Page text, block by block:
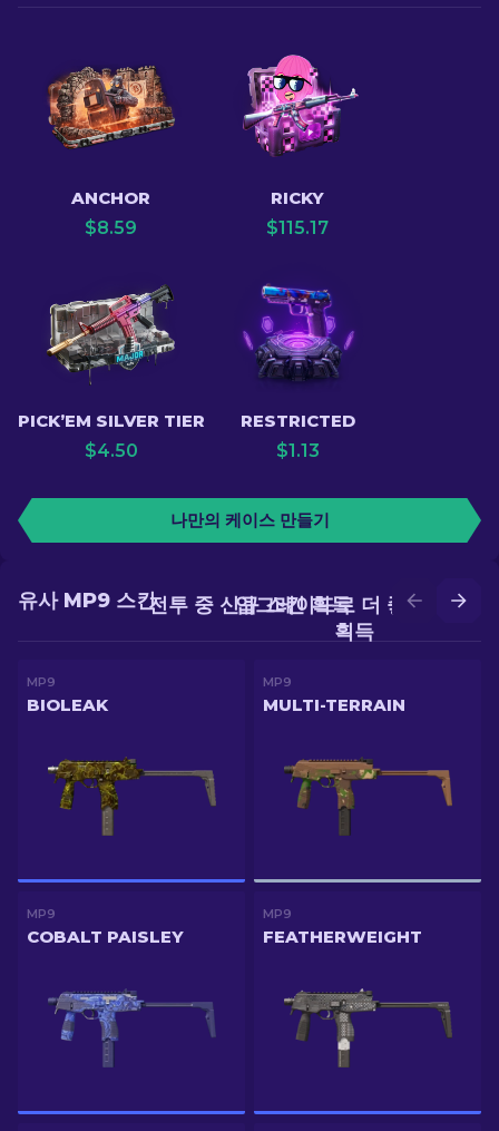
ANCHOR
$8.59
RICKY
$115.17
PICK’EM SILVER TIER
$4.50
RESTRICTED
$1.13
나만의 케이스 만들기
업그레이드로 더 좋은 스킨
획득
전투 중 신규 스킨 획득
유사 MP9 스킨
MP9
BIOLEAK
MP9
MULTI-TERRAIN
MP9
COBALT PAISLEY
MP9
FEATHERWEIGHT